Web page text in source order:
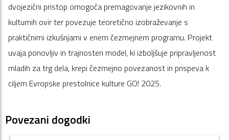
dvojezični pristop omogoča premagovanje jezikovnih in
kulturnih ovir ter povezuje teoretično izobraževanje s
praktičnimi izkušnjami v enem čezmejnem programu. Projekt
uvaja ponovljiv in trajnosten model, ki izboljšuje pripravljenost
mladih za trg dela, krepi čezmejno povezanost in prispeva k
ciljem Evropske prestolnice kulture GO! 2025.
Povezani dogodki